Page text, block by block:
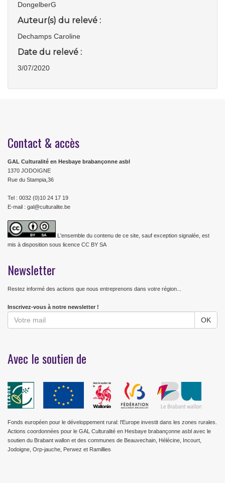
DongelberG
Auteur(s) du relevé :
Dechamps Caroline
Date du relevé :
3/07/2020
Contact & accès
GAL Culturalité en Hesbaye brabançonne asbl
1370 JODOIGNE
Rue du Stampia,36
Tel : 0032 (0)10 24 17 19
E-mail : gal@culturalite.be
L'ensemble du contenu de ce site, sauf exception signalée, est
mis à disposition sous licence CC BY SA
Newsletter
Restez informé des actions que nous entreprenons dans votre région...
Inscrivez-vous à notre newsletter !
Avec le soutien de
Fonds européen pour le développement rural: l'Europe investit dans les zones rurales.
Actions coordonnées pour le GAL Culturalité en Hesbaye brabançonne asbl avec le
soutien du Brabant wallon et des communes de Beauvechain, Hélécine, Incourt,
Jodoigne, Orp-jauche, Perwez et Ramillies